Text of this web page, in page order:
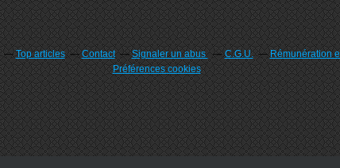
Top articles Contact Signaler un abus C.G.U. Rémunération
Préférences cookies